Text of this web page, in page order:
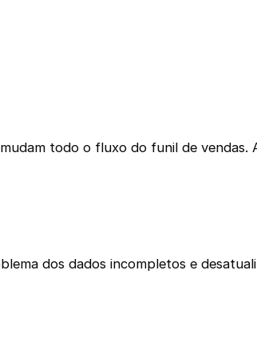
todo o fluxo do funil de vendas.
dos dados incompletos e